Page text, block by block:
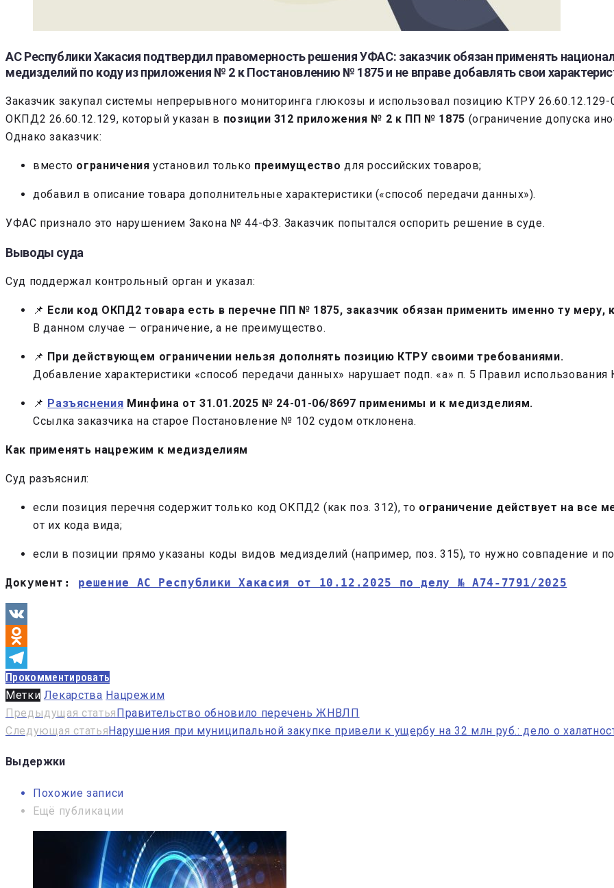
АС Республики Хакасия подтвердил правомерность решения УФАС: заказчик обязан применять
медизделий по коду из приложения № 2 к Постановлению № 1875 и не вправе добавлять свои
Заказчик закупал системы непрерывного мониторинга глюкозы и использовал позицию КТРУ 26.60.12.129-
ОКПД2 26.60.12.129, который указан в позиции 312 приложения № 2 к ПП № 1875 (ограничение допуска
Однако заказчик:
вместо ограничения установил только преимущество для российских товаров;
добавил в описание товара дополнительные характеристики («способ передачи данных»).
УФАС признало это нарушением Закона № 44-ФЗ. Заказчик попытался оспорить решение в суде.
Выводы суда
Суд поддержал контрольный орган и указал:
📌 Если код ОКПД2 товара есть в перечне ПП № 1875, заказчик обязан применить именно ту меру,
В данном случае — ограничение, а не преимущество.
📌 При действующем ограничении нельзя дополнять позицию КТРУ своими требованиями.
Добавление характеристики «способ передачи данных» нарушает подп. «а» п. 5 Правил
📌 Разъяснения Минфина от 31.01.2025 № 24-01-06/8697 применимы и к медизделиям.
Ссылка заказчика на старое Постановление № 102 судом отклонена.
Как применять нацрежим к медизделиям
Суд разъяснил:
если позиция перечня содержит только код ОКПД2 (как поз. 312), то ограничение действует на все
от их кода вида;
если в позиции прямо указаны коды видов медизделий (например, поз. 315), то нужно совпадение и
Документ: решение АС Республики Хакасия от 10.12.2025 по делу № А74-7791/2025
VK
Odnoklassniki
Telegram
Прокомментировать
Метки Лекарства Нацрежим
Навигация
по
записям
Предыдущая статьяПравительство обновило перечень ЖНВЛП
Следующая статьяНарушения при муниципальной закупке привели к ущербу на 32 млн руб.: дело о
Выдержки
Похожие записи
Ещё публикации